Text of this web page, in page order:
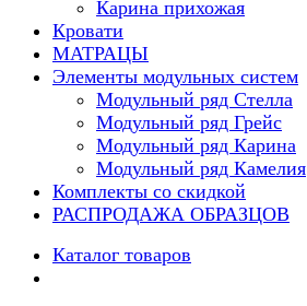
Карина прихожая
Кровати
МАТРАЦЫ
Элементы модульных систем
Модульный ряд Стелла
Модульный ряд Грейс
Модульный ряд Карина
Модульный ряд Камелия
Комплекты со скидкой
РАСПРОДАЖА ОБРАЗЦОВ
Каталог товаров